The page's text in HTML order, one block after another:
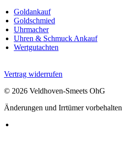
Goldankauf
Goldschmied
Uhrmacher
Uhren & Schmuck Ankauf
Wertgutachten
Vertrag widerrufen
© 2026 Veldhoven-Smeets OhG
Änderungen und Irrtümer vorbehalten